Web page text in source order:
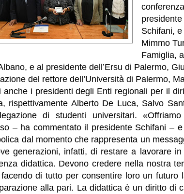
Schifani, e
Mimmo
Famiglia,
e al presidente dell’Ersu di Palermo,
del rettore dell’Università di Palermo,
anche i presidenti degli Enti regionali per il
rispettivamente Alberto De Luca, Salvo
di studenti universitari.
– ha commentato il presidente Schifani –
dal momento che rappresenta un
generazioni, infatti, di restare a lavorare
didattica. Devono credere nella nostra
di tutto per consentire loro un futuro
alla pari. La didattica è un diritto di